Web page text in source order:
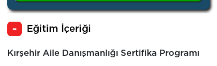
Eğitim İçeriği
Kırşehir Aile Danışmanlığı Sertifika Programı